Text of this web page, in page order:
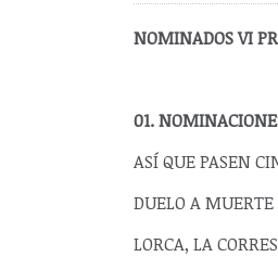
NOMINADOS VI
01.
ASÍ QUE PASEN
DUELO A
LORCA, LA